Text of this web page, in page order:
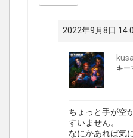
2022年9月8日
キー
ちょっと手が空
すいません。
なにかあれば気